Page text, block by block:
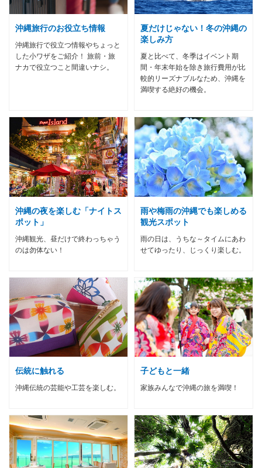
沖縄旅行のお役立ち情報
沖縄旅行で役立つ情報やちょっと
した小ワザをご紹介！ 旅前・旅
ナカで役立つこと間違いナシ。
夏だけじゃない！冬の沖縄の
楽しみ方
夏と比べて、冬季はイベント期
間・年末年始を除き旅行費用が比
較的リーズナブルなため、沖縄を
満喫する絶好の機会。
沖縄の夜を楽しむ「ナイトス
ポット」
沖縄観光、昼だけで終わっちゃう
のは勿体ない！
雨や梅雨の沖縄でも楽しめる
観光スポット
雨の日は、うちな～タイムにあわ
せてゆったり、じっくり楽しむ。
伝統に触れる
沖縄伝統の芸能や工芸を楽しむ。
子どもと一緒
家族みんなで沖縄の旅を満喫！